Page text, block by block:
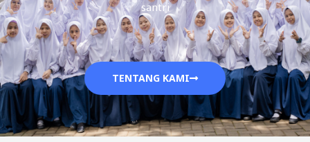
santri
TENTANG KAMI